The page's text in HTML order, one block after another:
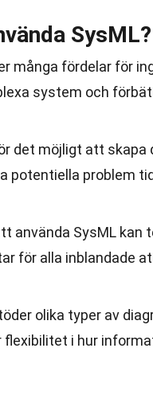
SysML?
många fördelar för
system och
det möjligt att
potentiella problem
använda SysML
för alla inblandade
olika typer av
flexibilitet i hur